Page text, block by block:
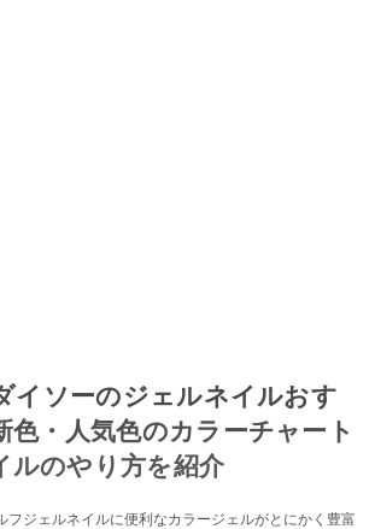
イソーのジェルネイルおす
色・人気色のカラーチャート
ルのやり方を紹介
フジェルネイルに便利なカラージェルがとにかく豊富